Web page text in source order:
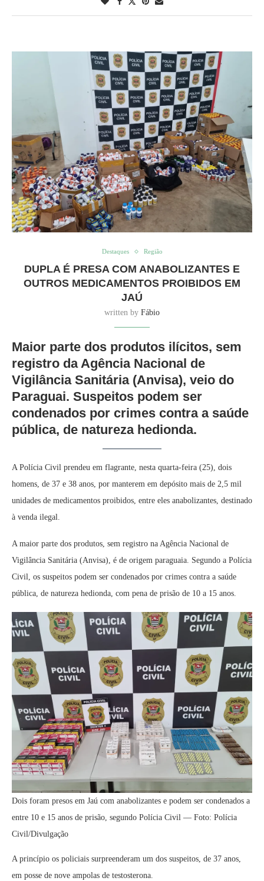
Destaques Região
DUPLA É PRESA COM ANABOLIZANTES E
OUTROS MEDICAMENTOS PROIBIDOS EM
JAÚ
written by Fábio
Maior parte dos produtos ilícitos, sem
registro da Agência Nacional de
Vigilância Sanitária (Anvisa), veio do
Paraguai. Suspeitos podem ser
condenados por crimes contra a saúde
pública, de natureza hedionda.
A Polícia Civil prendeu em flagrante, nesta quarta-feira (25), dois
homens, de 37 e 38 anos, por manterem em depósito mais de 2,5 mil
unidades de medicamentos proibidos, entre eles anabolizantes, destinado
à venda ilegal.
A maior parte dos produtos, sem registro na Agência Nacional de
Vigilância Sanitária (Anvisa), é de origem paraguaia. Segundo a Polícia
Civil, os suspeitos podem ser condenados por crimes contra a saúde
pública, de natureza hedionda, com pena de prisão de 10 a 15 anos.
Dois foram presos em Jaú com anabolizantes e podem ser condenados a
entre 10 e 15 anos de prisão, segundo Polícia Civil — Foto: Polícia
Civil/Divulgação
A princípio os policiais surpreenderam um dos suspeitos, de 37 anos,
em posse de nove ampolas de testosterona.